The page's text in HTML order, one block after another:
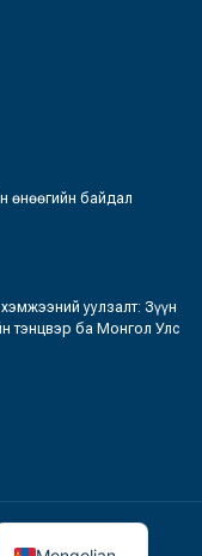
өнөөгийн байдал
уулзалт: Зүүн
тэнцвэр ба Монгол Улс
Бүх эрх хуулиар